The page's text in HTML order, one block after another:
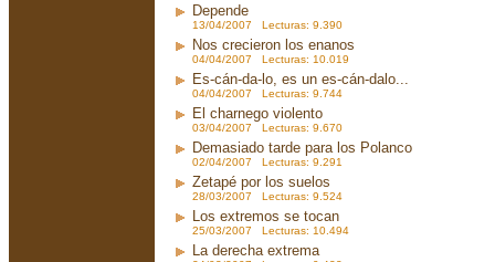
Depende
13/04/2007 Lecturas: 9.390
Nos crecieron los enanos
04/04/2007 Lecturas: 10.019
Es-cán-da-lo, es un es-cán-dalo...
04/04/2007 Lecturas: 9.744
El charnego violento
03/04/2007 Lecturas: 9.670
Demasiado tarde para los Polanco
02/04/2007 Lecturas: 9.291
Zetapé por los suelos
28/03/2007 Lecturas: 9.524
Los extremos se tocan
25/03/2007 Lecturas: 10.494
La derecha extrema